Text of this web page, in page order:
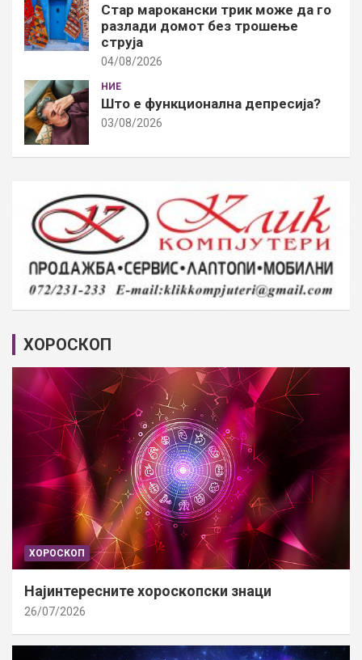
Стар марокански трик може да го
разлади домот без трошење
струја
04/08/2026
НИЕ
Што е функционална депресија?
03/08/2026
ХОРОСКОП
ХОРОСКОП
Најинтересните хороскопски знаци
26/07/2026